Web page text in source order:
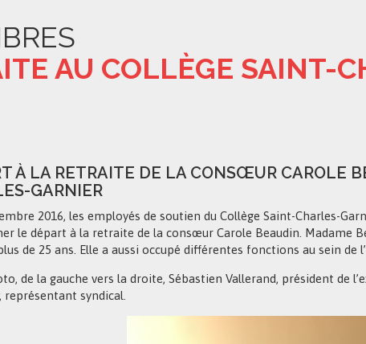
AU COLLÈGE SAINT-
À LA RETRAITE DE LA CONSŒUR CAROLE
GARNIER
2016, les employés de soutien du Collège Saint-Charles-
le départ à la retraite de la consœur Carole Beaudin. Madame
de 25 ans. Elle a aussi occupé différentes fonctions au sein de
de la gauche vers la droite, Sébastien Vallerand, président de
représentant syndical.